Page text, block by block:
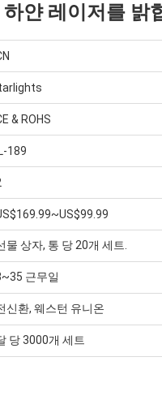
얀 레이저를 밝
& ROHS
IL-189
물 상자, 통 당 20개 세트.
근무일
신환, 웨스턴 유니온
당 3000개 세트